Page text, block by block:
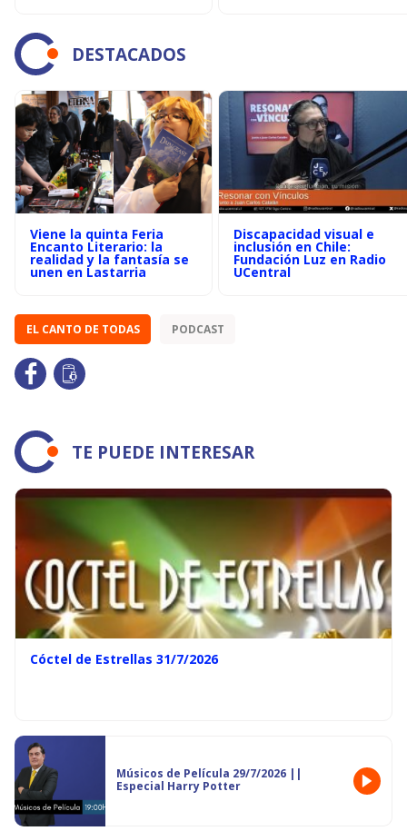
DESTACADOS
Viene la quinta Feria
Encanto Literario: la
realidad y la fantasía se
unen en Lastarria
Discapacidad visual e
inclusión en Chile:
Fundación Luz en Radio
UCentral
EL CANTO DE TODAS PODCAST
TE PUEDE INTERESAR
Cóctel de Estrellas 31/7/2026
Músicos de Película 29/7/2026 ||
Especial Harry Potter